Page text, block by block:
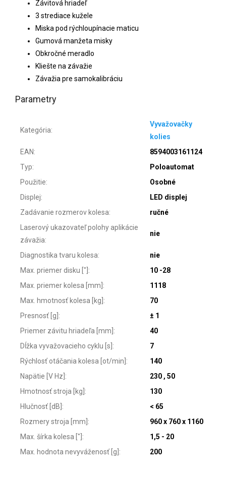
Závitová hriadeľ
3 strediace kužele
Miska pod rýchloupínacie maticu
Gumová manžeta misky
Obkročné meradlo
Kliešte na závažie
Závažia pre samokalibráciu
Parametry
Kategória:
Vyvažovačky
kolies
EAN:
8594003161124
Typ:
Poloautomat
Použitie:
Osobné
Displej:
LED displej
Zadávanie rozmerov kolesa:
ručné
Laserový ukazovateľ polohy aplikácie
závažia:
nie
Diagnostika tvaru kolesa:
nie
Max. priemer disku ["] :
10 -28
Max. priemer kolesa [mm] :
1118
Max. hmotnosť kolesa [kg] :
70
Presnosť [g] :
± 1
Priemer závitu hriadeľa [mm] :
40
Dĺžka vyvažovacieho cyklu [s] :
7
Rýchlosť otáčania kolesa [ot/min] :
140
Napätie [V Hz] :
230 , 50
Hmotnosť stroja [kg] :
130
Hlučnosť [dB] :
< 65
Rozmery stroja [mm] :
960 x 760 x 1160
Max. šírka kolesa ["] :
1,5 - 20
Max. hodnota nevyváženosť [g] : 200